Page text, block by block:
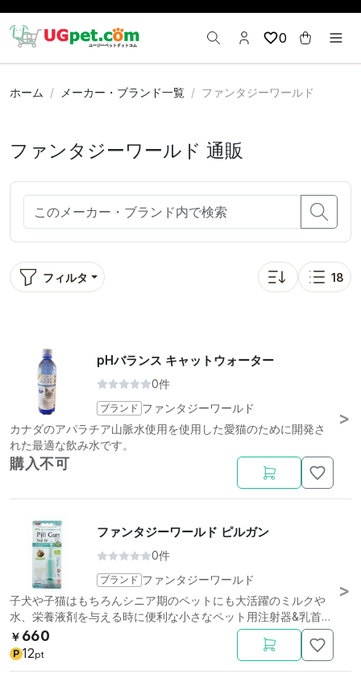
0
ホーム メーカー・ブランド一覧 ファンタジーワールド
ファンタジーワールド 通販
フィルタ
並び替え: 人気順
表示
18
pHバランス キャットウォーター
0件
ブランド ファンタジーワールド
カナダのアパラチア山脈水使用を使用した愛猫のために開発さ
れた最適な飲み水です。
購入不可
ファンタジーワールド ピルガン
0件
ブランド ファンタジーワールド
子犬や子猫はもちろんシニア期のペットにも大活躍のミルクや
水、栄養液剤を与える時に便利な小さなペット用注射器&乳首で
す。
￥ 660
P 12pt